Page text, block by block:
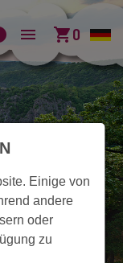
menu shopping_cart0
Einige von
andere
oder
zu